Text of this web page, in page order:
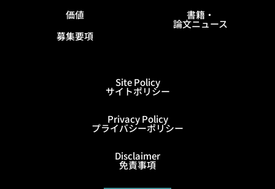
価値
募集要項
書籍・
論文ニュース
Site Policy
サイトポリシー
Privacy Policy
プライバシーポリシー
Disclaimer
免責事項